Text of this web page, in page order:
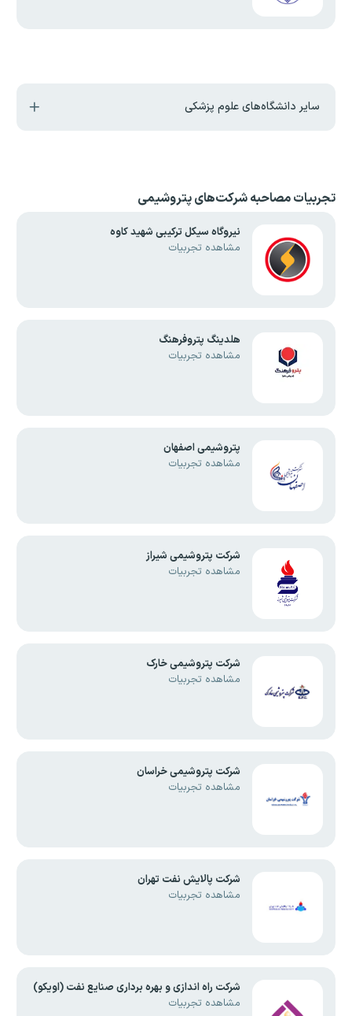
سایر دانشگاه‌های علوم پزشکی
تجربیات مصاحبهشرکت‌های پتروشیمی
نیروگاه سیکل ترکیبی شهید کاوه
مشاهده تجربیات
هلدینگ پتروفرهنگ
مشاهده تجربیات
پتروشیمی اصفهان
مشاهده تجربیات
شرکت پتروشیمی شیراز
مشاهده تجربیات
شرکت پتروشیمی خارک
مشاهده تجربیات
شرکت پتروشیمی خراسان
مشاهده تجربیات
شرکت پالایش نفت تهران
مشاهده تجربیات
شرکت راه اندازی و بهره برداری صنایع نفت (اویکو)
مشاهده تجربیات